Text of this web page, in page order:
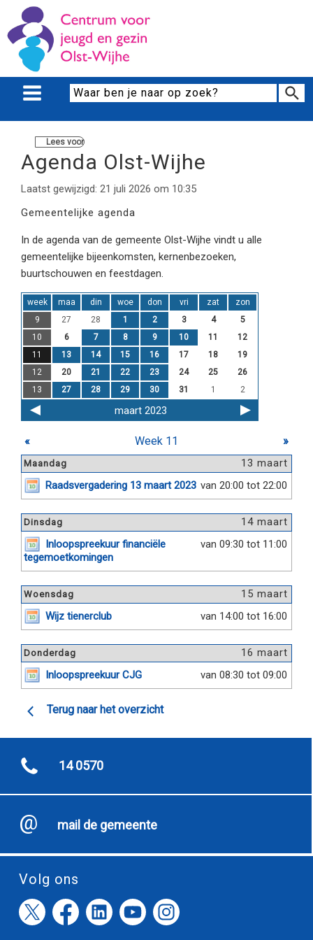
Lees voor
Agenda Olst-Wijhe
Laatst gewijzigd: 21 juli 2026 om 10:35
Gemeentelijke agenda
In de agenda van de gemeente Olst-Wijhe vindt u alle
gemeentelijke bijeenkomsten, kernenbezoeken,
buurtschouwen en feestdagen.
week maa din woe don vri zat
zon
9
27 28 1 2 3 4
5
10
6 7 8 9 10 11
12
11
13 14 15 16 17 18
19
12
20 21 22 23 24 25
26
13
27 28 29 30 31 1 2
maart 2023
« Week 11 »
13 maart
Maandag
van 20:00 tot 22:00
Raadsvergadering 13 maart 2023
14 maart
Dinsdag
van 09:30 tot 11:00
Inloopspreekuur financiële
tegemoetkomingen
15 maart
Woensdag
van 14:00 tot 16:00
Wijz tienerclub
16 maart
Donderdag
van 08:30 tot 09:00
Inloopspreekuur CJG
Terug naar het overzicht
14 0570
mail de gemeente
Volg ons